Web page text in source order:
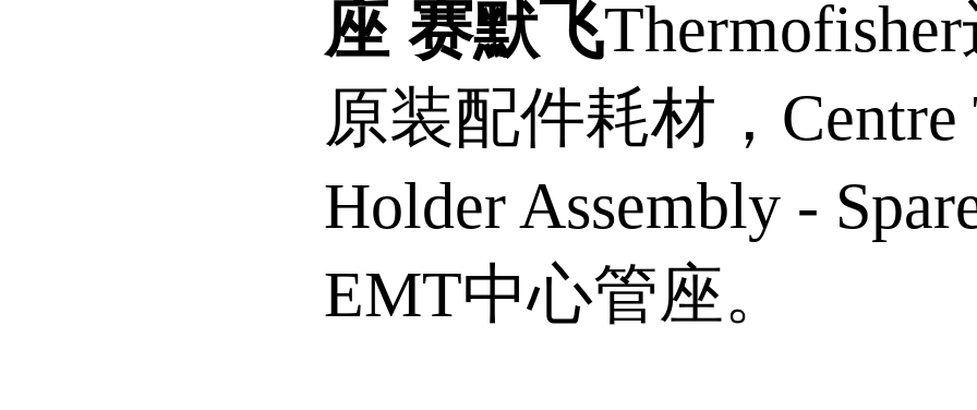
座 赛默飞
原装配件耗材，Centre
Holder Assembly -
EMT中心管座。